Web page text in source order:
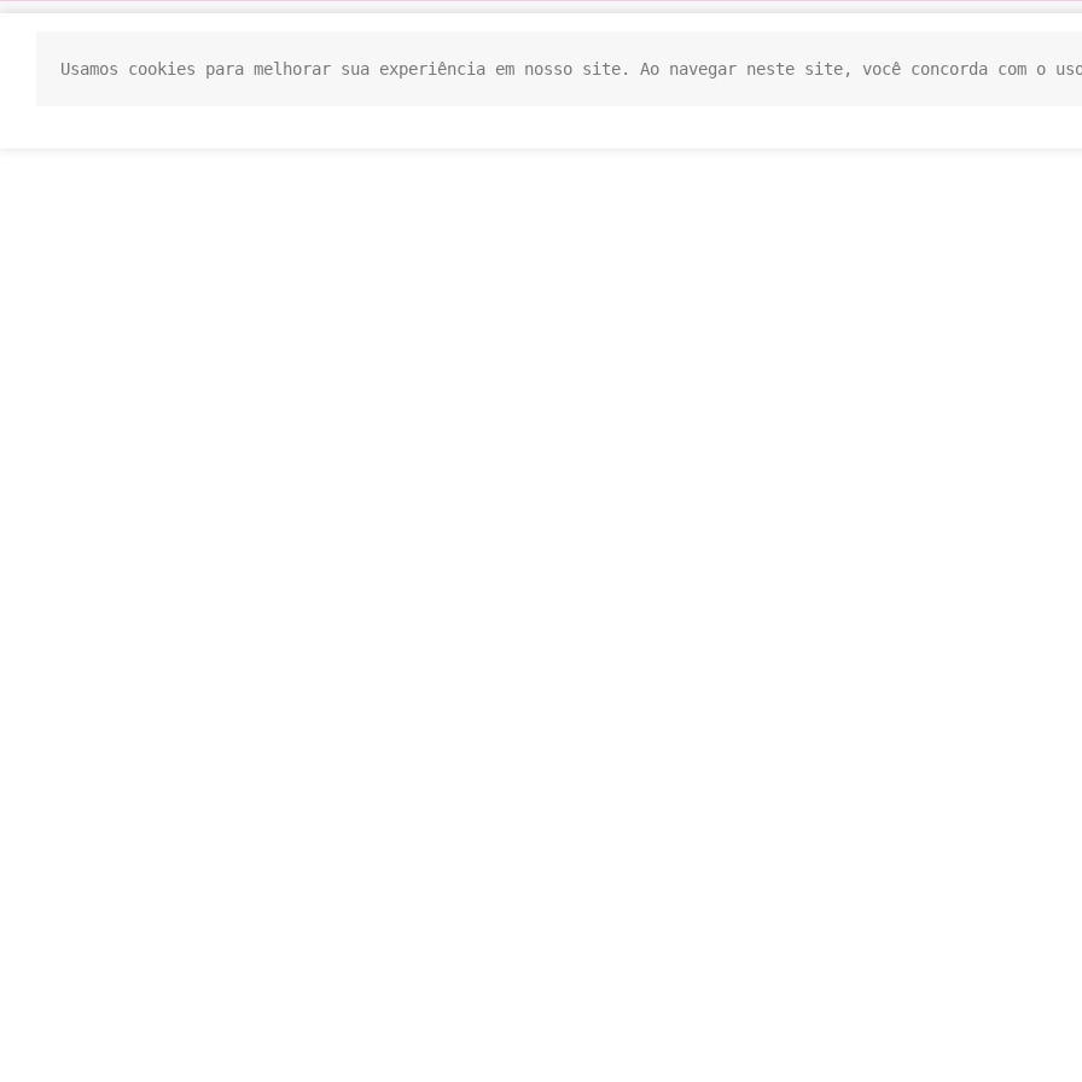
Usamos cookies para melhorar sua experiência em nosso site. Ao navegar neste site, você concorda com o